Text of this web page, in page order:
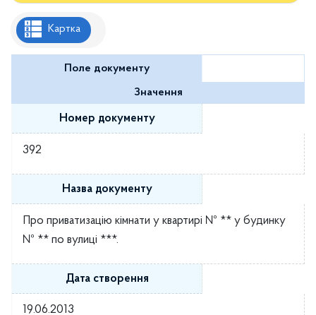
Рішення районної ради
Рішення виконавчого комітету
Розпорядження районного голови
Регуляторні акти
Проекти рішень районної ради
Проєкти рішень виконавчого комітету
Картка
Поле документу
Значення
Номер документу
392
Назва документу
Про приватизацію кімнати у квартирі № ** у будинку
№ ** по вулиці ***.
Дата створення
19.06.2013